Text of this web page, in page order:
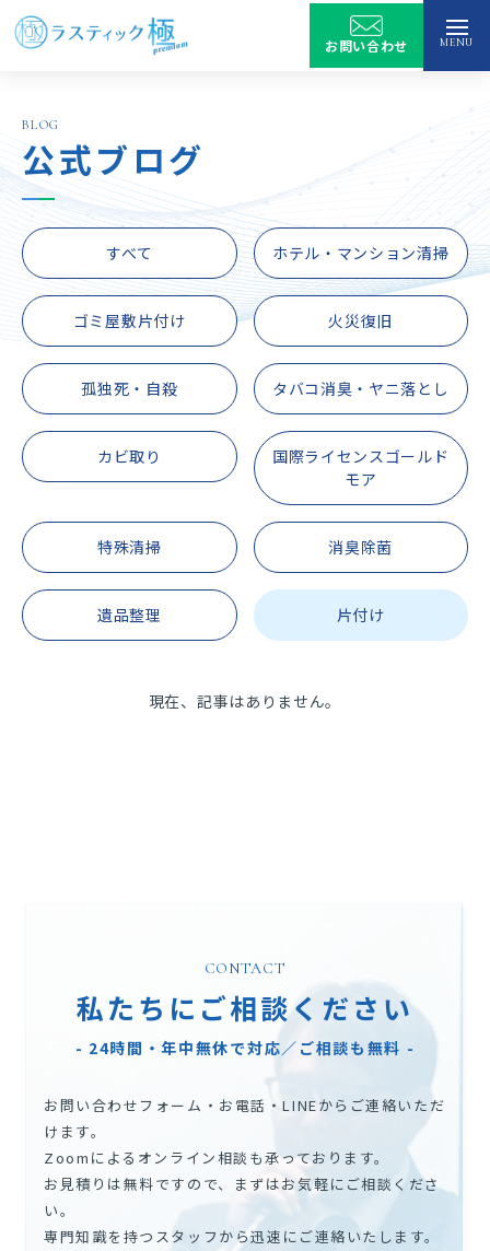
サービス
特殊清掃
遺品整理
生前整理
ゴミ屋敷の片付け
空き家清掃・管理
除菌・消臭・災害復旧
選ばれる理由
作業実績
会社情報
会社情報
スタッフ紹介
SDGsの取り組み
居住支援法人のサポートについて
よくあるご質問
公式ブログ
採用情報
CONTACT
LINEで相談はこちら
お問い合わせ MENU
BLOG
公式ブログ
すべて ホテル・マンション清掃
ゴミ屋敷片付け 火災復旧
孤独死・自殺 タバコ消臭・ヤニ落とし
カビ取り
国際ライセンスゴールド
モア
特殊清掃 消臭除菌
遺品整理 片付け
現在、記事はありません。
CONTACT
私たちにご相談ください
- 24時間・年中無休で対応／ご相談も無料 -
お問い合わせフォーム・お電話・LINEからご連絡いただ
けます。
Zoomによるオンライン相談も承っております。
お見積りは無料ですので、まずはお気軽にご相談くださ
い。
専門知識を持つスタッフから迅速にご連絡いたします。